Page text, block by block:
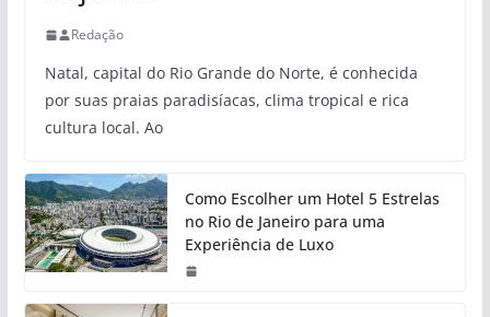
Redação
Natal, capital do Rio Grande do Norte, é conhecida
por suas praias paradisíacas, clima tropical e rica
cultura local. Ao
Como Escolher um Hotel 5 Estrelas
no Rio de Janeiro para uma
Experiência de Luxo